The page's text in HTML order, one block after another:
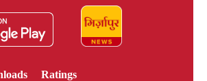
Ratings